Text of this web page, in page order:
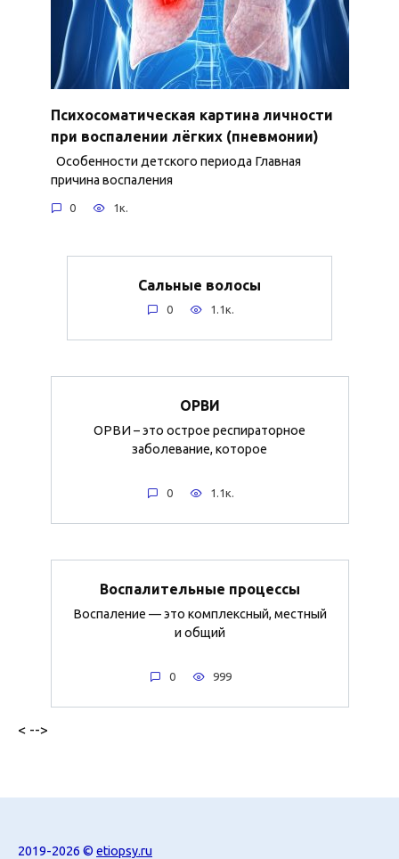
Психосоматическая картина личности
при воспалении лёгких (пневмонии)
Особенности детского периода Главная
причина воспаления
0 1к.
Сальные волосы
0 1.1к.
ОРВИ
ОРВИ – это острое респираторное
заболевание, которое
0 1.1к.
Воспалительные процессы
Воспаление — это комплексный, местный
и общий
0 999
< -->
2019-2026 © etiopsy.ru